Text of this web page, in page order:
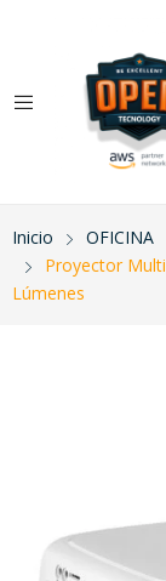
Inicio OFICINA
Proyector
Lúmenes